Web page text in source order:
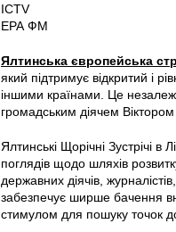
ICTV
ЕРА ФМ
Ялтинська європейська
який підтримує відкритий і
іншими країнами. Це
громадським діячем Віктором
Ялтинські Щорічні Зустрічі
поглядів щодо шляхів
державних діячів,
забезпечує ширше бачення
стимулом для пошуку точок